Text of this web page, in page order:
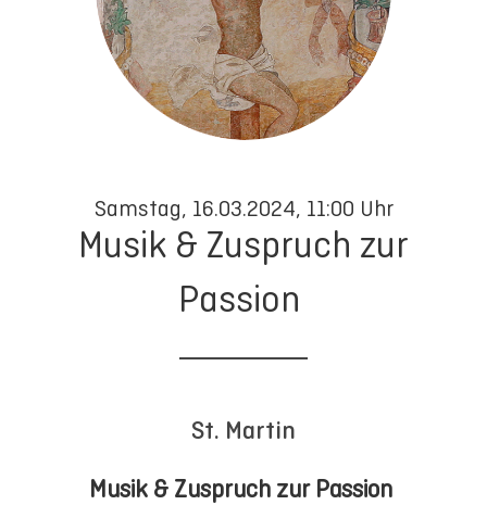
Samstag, 16.03.2024, 11:00 Uhr
Musik & Zuspruch zur
Passion
St. Martin
Musik & Zuspruch zur Passion